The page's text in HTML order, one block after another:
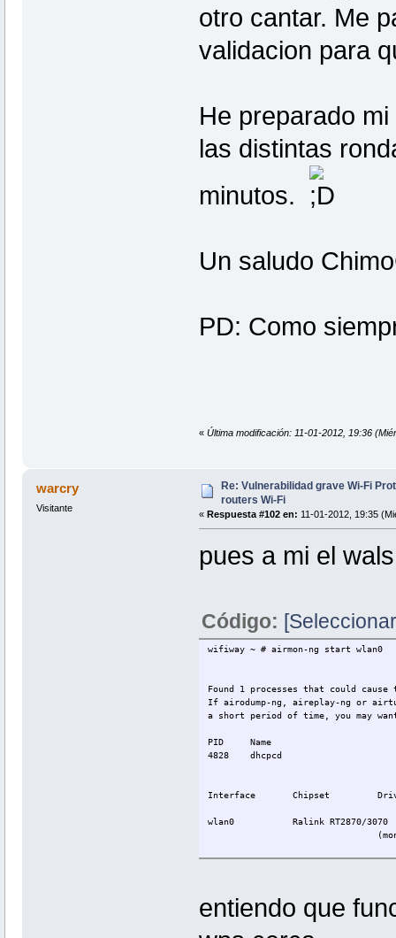
otro cantar. Me
validacion para
He preparado
las distintas
minutos.
Un saludo
PD: Como
« Última modificación: 11-01-2012, 19:36
warcry
Visitante
Re: Vulnerabilidad grave Wi-Fi
routers Wi-Fi
« Respuesta #102 en: 11-01-2012, 19:35
pues a mi el
Código:
wifiway ~ # airmon-ng start wlan0
Found 1 processes that could cause
If airodump-ng, aireplay-ng or
a short period of time, you may
PID Name
4828 dhcpcd
Interface Chipset
wlan0 Ralink RT2870/3070
(monitor mode
wifiway ~ # walsh -i mon0
Copyright (c) 2011, Tactical
entiendo que